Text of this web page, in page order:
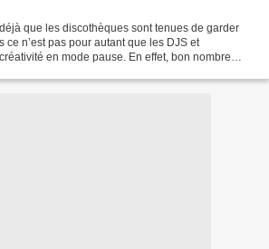
que les discothèques sont tenues de garder
ce n’est pas pour autant que les DJS et
en mode pause. En effet, bon nombre